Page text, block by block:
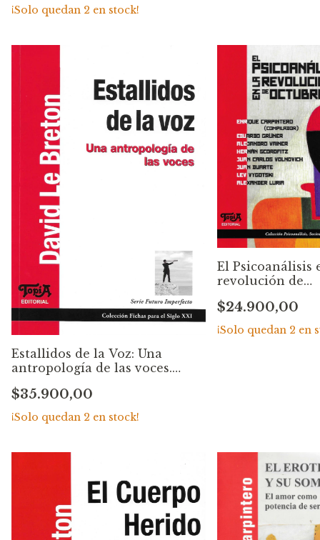
¡Solo quedan 2 en stock!
Estallidos de la Voz: Una
antropología de las voces.
$35.900,00
¡Solo quedan 2 en stock!
El Psicoanálisis
revolución de
Carpintero
$24.900,00
¡Solo quedan 2 en